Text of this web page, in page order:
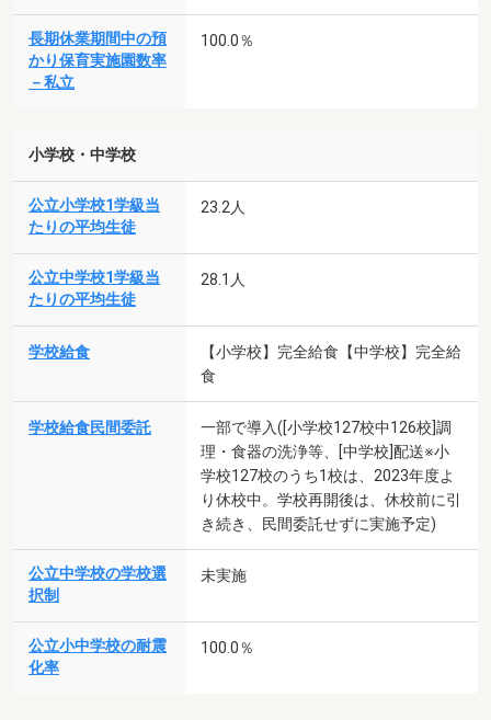
長期休業期間中の預
かり保育実施園数率
－私立
100.0％
小学校・中学校
公立小学校1学級当
たりの平均生徒
23.2人
公立中学校1学級当
たりの平均生徒
28.1人
学校給食
【小学校】完全給食【中学校】完全給
食
学校給食民間委託
一部で導入([小学校127校中126校]調
理・食器の洗浄等、[中学校]配送※小
学校127校のうち1校は、2023年度よ
り休校中。学校再開後は、休校前に引
き続き、民間委託せずに実施予定)
公立中学校の学校選
択制
未実施
公立小中学校の耐震
化率
100.0％